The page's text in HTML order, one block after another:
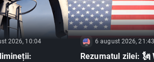
2026, 10:04 6 august 2026, 21:43
Rezumatul zilei: 🗽